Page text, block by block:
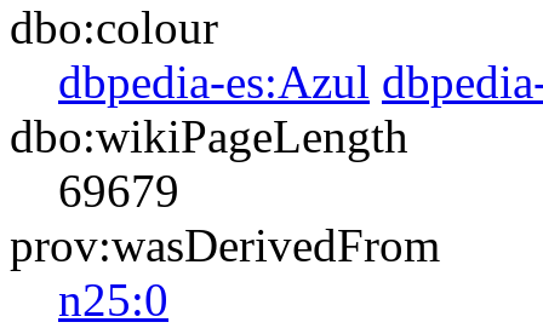
dbo:colour
dbpedia-es:Azul
dbo:wikiPageLength
69679
prov:wasDerivedFrom
n25:0